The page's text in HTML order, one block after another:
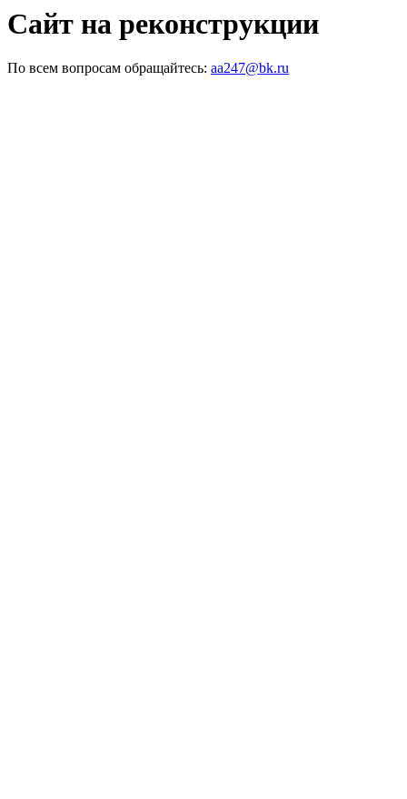
Сайт на реконструкции
По всем вопросам обращайтесь: aa247@bk.ru